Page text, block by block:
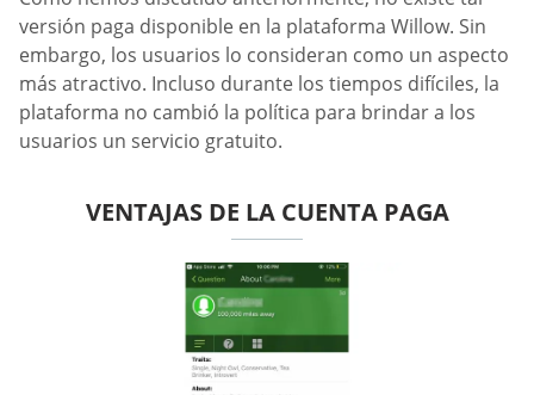
versión paga disponible en la plataforma Willow. Sin
embargo, los usuarios lo consideran como un aspecto
más atractivo. Incluso durante los tiempos difíciles, la
plataforma no cambió la política para brindar a los
usuarios un servicio gratuito.
VENTAJAS DE LA CUENTA PAGA